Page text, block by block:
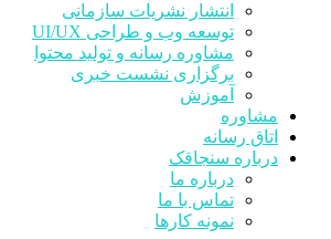
انتشار نشریات سازمانی
توسعه وب و طراحی UI/UX
مشاوره رسانه و تولید محتوا
برگزاری نشست خبری
آموزش
مشاوره
اتاق رسانه
درباره سنجاقک
درباره ما
تماس با ما
نمونه کارها